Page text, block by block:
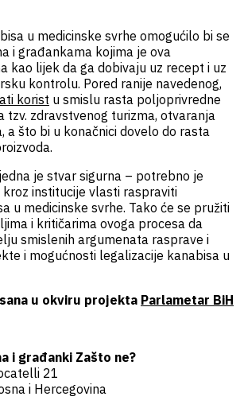
u medicinske svrhe omogućilo bi se
i građankama kojima je ova
kao lijek da ga dobivaju uz recept i uz
kontrolu. Pored ranije navedenog,
korist u smislu rasta poljoprivredne
tzv. zdravstvenog turizma, otvaranja
a što bi u konačnici dovelo do rasta
je stvar sigurna – potrebno je
institucije vlasti raspraviti
u medicinske svrhe. Tako će se pružiti
i kritičarima ovoga procesa da
smislenih argumenata rasprave i
i mogućnosti legalizacije kanabisa u
u okviru projekta Parlametar BiH
i građanki Zašto ne?
21
i Hercegovina